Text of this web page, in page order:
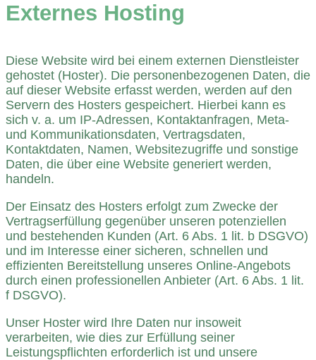
Externes Hosting
Diese Website wird bei einem externen Dienstleister
gehostet (Hoster). Die personenbezogenen Daten, die
auf dieser Website erfasst werden, werden auf den
Servern des Hosters gespeichert. Hierbei kann es
sich v. a. um IP-Adressen, Kontaktanfragen, Meta-
und Kommunikationsdaten, Vertragsdaten,
Kontaktdaten, Namen, Websitezugriffe und sonstige
Daten, die über eine Website generiert werden,
handeln.
Der Einsatz des Hosters erfolgt zum Zwecke der
Vertragserfüllung gegenüber unseren potenziellen
und bestehenden Kunden (Art. 6 Abs. 1 lit. b DSGVO)
und im Interesse einer sicheren, schnellen und
effizienten Bereitstellung unseres Online-Angebots
durch einen professionellen Anbieter (Art. 6 Abs. 1 lit.
f DSGVO).
Unser Hoster wird Ihre Daten nur insoweit
verarbeiten, wie dies zur Erfüllung seiner
Leistungspflichten erforderlich ist und unsere